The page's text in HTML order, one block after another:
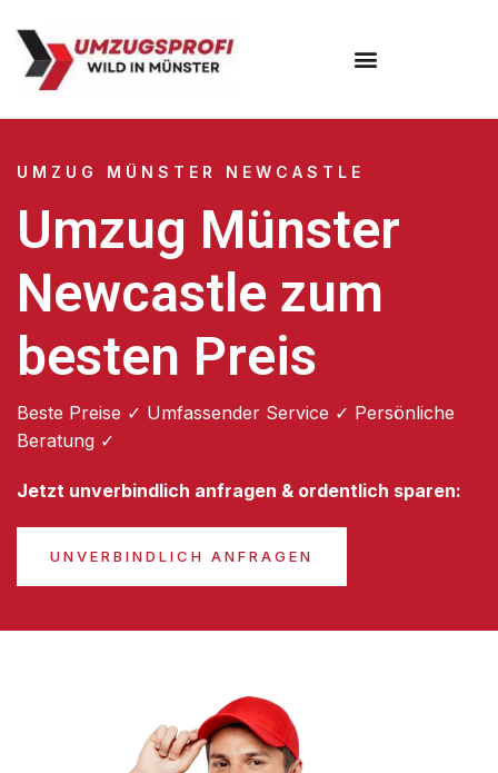
UMZUG MÜNSTER NEWCASTLE
Umzug Münster
Newcastle zum
besten Preis
Beste Preise ✓ Umfassender Service ✓ Persönliche
Beratung ✓
Jetzt unverbindlich anfragen & ordentlich sparen:
UNVERBINDLICH ANFRAGEN